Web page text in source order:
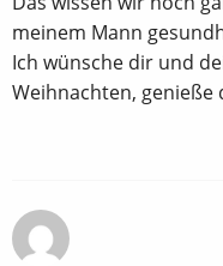
meinem Mann
Ich wünsche dir und
Weihnachten, genieße